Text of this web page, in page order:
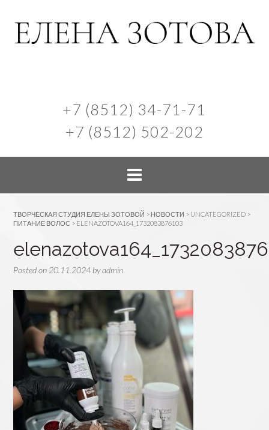
+7 (8512) 34-71-71
+7 (8512) 502-202
ТВОРЧЕСКАЯ СТУДИЯ ЕЛЕНЫ ЗОТОВОЙ > НОВОСТИ > UNCATEGORIZED >
ПИТАНИЕ ВОЛОС > ELENAZOTOVA164_1732083876103
Posted on 20.11.2024 byadmin